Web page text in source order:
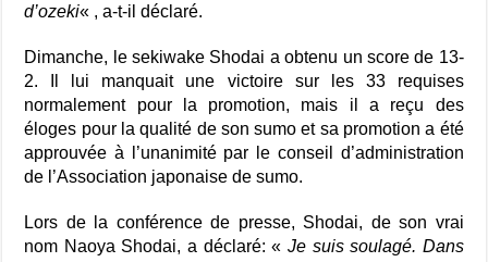
d’ozeki« , a-t-il déclaré.
Dimanche, le sekiwake Shodai a obtenu un score de 13-
2. Il lui manquait une victoire sur les 33 requises
normalement pour la promotion, mais il a reçu des
éloges pour la qualité de son sumo et sa promotion a été
approuvée à l’unanimité par le conseil d’administration
de l’Association japonaise de sumo.
Lors de la conférence de presse, Shodai, de son vrai
nom Naoya Shodai, a déclaré: « Je suis soulagé. Dans